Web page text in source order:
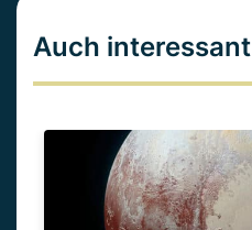
Auch interessant